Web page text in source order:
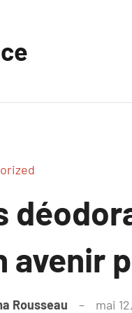
avenir
Rousseau mai